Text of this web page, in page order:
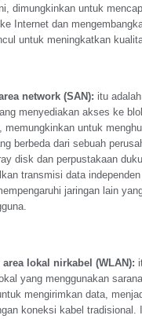
dimungkinkan untuk
Internet dan
untuk meningkatkan
network (SAN): itu
menyediakan akses ke
memungkinkan untuk
berbeda dari sebuah
disk dan perpustakaan
transmisi data
jaringan lain
lokal nirkabel (WLAN):
yang menggunakan
mengirimkan data,
koneksi kabel tradisional.